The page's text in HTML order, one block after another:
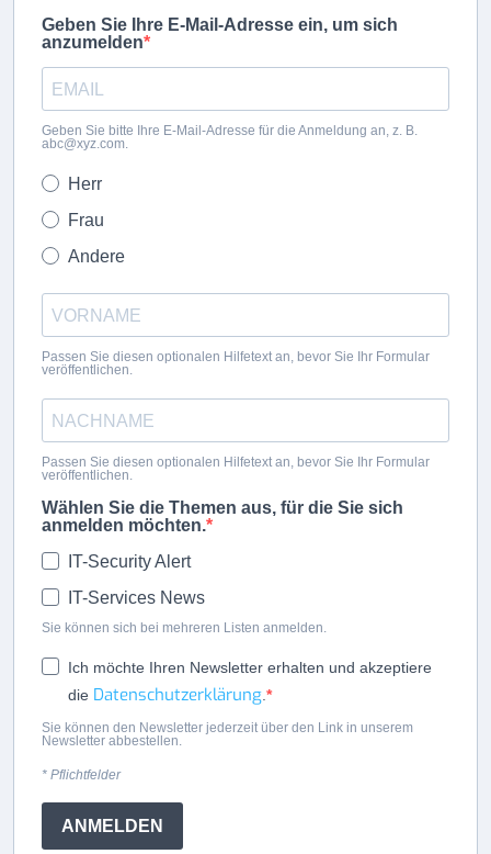
Geben Sie Ihre E-Mail-Adresse ein, um sich
anzumelden
Geben Sie bitte Ihre E-Mail-Adresse für die Anmeldung an, z. B.
abc@xyz.com.
Herr
Frau
Andere
Passen Sie diesen optionalen Hilfetext an, bevor Sie Ihr Formular
veröffentlichen.
Passen Sie diesen optionalen Hilfetext an, bevor Sie Ihr Formular
veröffentlichen.
Wählen Sie die Themen aus, für die Sie sich
anmelden möchten.
IT-Security Alert
IT-Services News
Sie können sich bei mehreren Listen anmelden.
Ich möchte Ihren Newsletter erhalten und akzeptiere
die Datenschutzerklärung
Sie können den Newsletter jederzeit über den Link in unserem
Newsletter abbestellen.
* Pflichtfelder
ANMELDEN